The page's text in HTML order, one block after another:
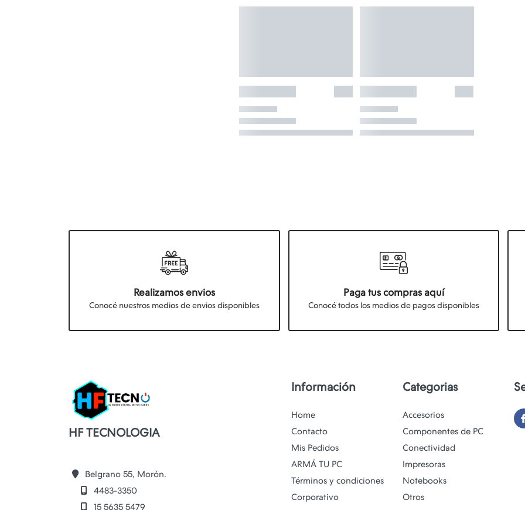
Realizamos envios
Conocé nuestros medios de envios disponibles
Paga tus compras aquí
Conocé todos los medios de pagos disponibles
HF TECNOLOGIA
Belgrano 55, Morón.
4483-3350
15 5635 5479
Información
Home
Contacto
Mis Pedidos
ARMÁ TU PC
Términos y condiciones
Corporativo
Categorias
Accesorios
Componentes de PC
Conectividad
Impresoras
Notebooks
Otros